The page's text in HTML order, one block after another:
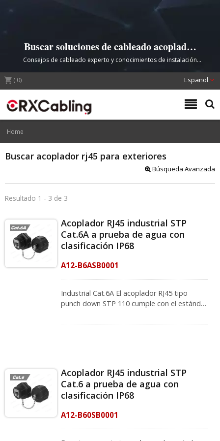
Buscar soluciones de cableado acoplador
rj45 para exteriores | CRXCabling
Consejos de cableado experto y conocimientos de instalación
profesional – CRXCabling
( 0) Español
Home
Buscar acoplador rj45 para exteriores
Búsqueda Avanzada
Resultado 1 - 3 de 3
Acoplador RJ45 industrial STP
Cat.6A a prueba de agua con
clasificación IP68
A12-B6ASB0001
Industrial Cat.6A El acoplador RJ45 tipo
punch down STP 110 cumple con el estándar
aplicaciones PoE plus. Para el sistema de
conector RJ45, ya no más preocupaciones
por desconexiones o daños internos por
polvo, escombros y humedad. Además,
supera el rendimiento de Cat.6A y cumple
con la norma TIA/EIA 568.2-C y la norma
ISO/IEC 11801. Los productos de la serie
Acoplador RJ45 industrial STP
Cat.6 a prueba de agua con
clasificación IP68
A12-B60SB0001